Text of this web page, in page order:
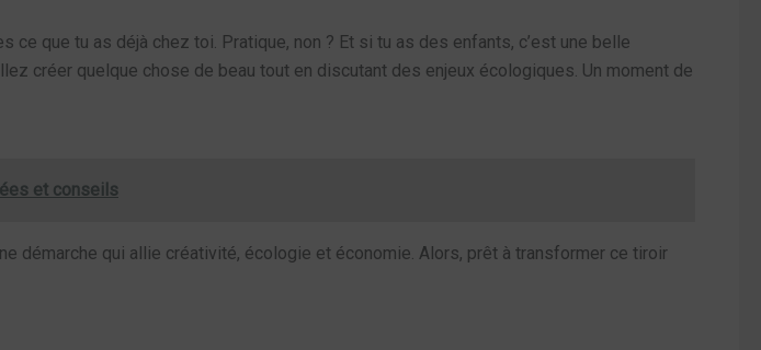
ce que tu as déjà chez toi. Pratique, non ? Et si tu as des enfants, c’est une belle
créer quelque chose de beau tout en discutant des enjeux écologiques. Un moment de
et conseils
démarche qui allie créativité, écologie et économie. Alors, prêt à transformer ce tiroir